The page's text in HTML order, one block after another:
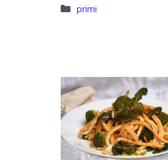
Categorie
primi